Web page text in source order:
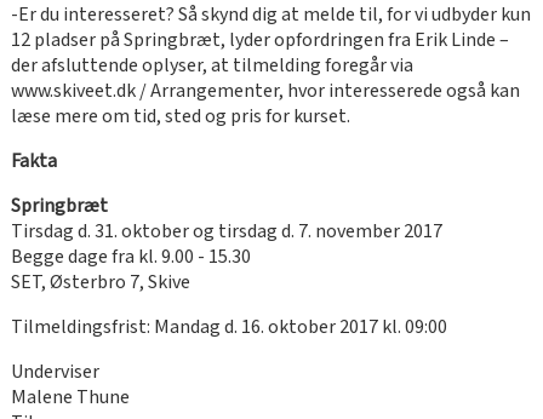
-Er du interesseret? Så skynd dig at melde til, for vi udbyder kun
12 pladser på Springbræt, lyder opfordringen fra Erik Linde –
der afsluttende oplyser, at tilmelding foregår via
www.skiveet.dk / Arrangementer, hvor interesserede også kan
læse mere om tid, sted og pris for kurset.
Fakta
Springbræt
Tirsdag d. 31. oktober og tirsdag d. 7. november 2017
Begge dage fra kl. 9.00 - 15.30
SET, Østerbro 7, Skive
Tilmeldingsfrist: Mandag d. 16. oktober 2017 kl. 09:00
Underviser
Malene Thune